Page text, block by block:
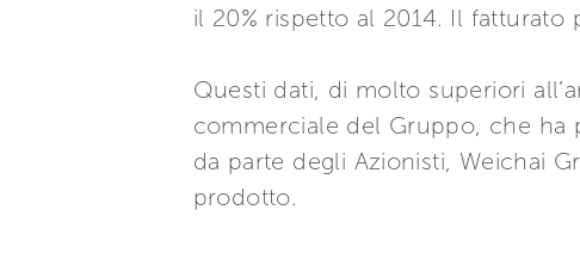
il 20% rispetto al 2014. Il
Questi dati, di molto superiori
commerciale del Gruppo, che
da parte degli Azionisti, Weichai
prodotto.